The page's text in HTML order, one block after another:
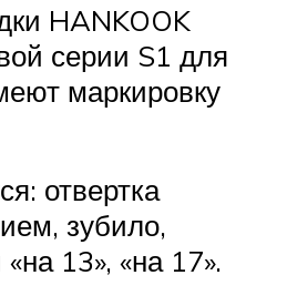
HANKOOK
серии S1 для
маркировку
отвертка
зубило,
13», «на 17».